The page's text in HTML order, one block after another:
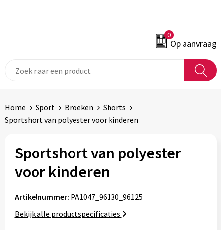
0
Op aanvraag
Home Sport Broeken
Shorts
Sportshort van polyester voor kinderen
Sportshort van polyester
voor kinderen
Artikelnummer: PA1047_96130_96125
Bekijk alle productspecificaties